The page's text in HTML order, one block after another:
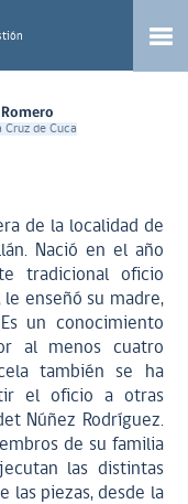
de Cuca
de la localidad de
Nació en el año
tradicional oficio
enseñó su madre,
un conocimiento
al menos cuatro
también se ha
el oficio a otras
Núñez Rodríguez.
de su familia
las distintas
las piezas, desde la